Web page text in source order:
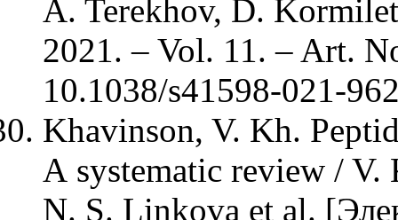
A. Terekhov, D.
2021. – Vol. 11. – Art.
10.1038/s41598-021-
Khavinson, V. Kh.
А systematic review /
N. S. Linkova et al.